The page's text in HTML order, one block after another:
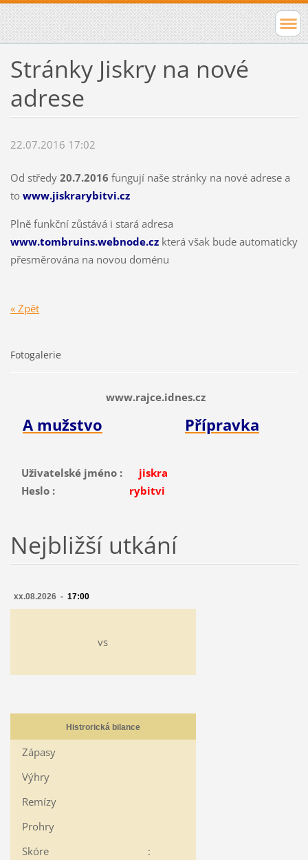
Stránky Jiskry na nové
adrese
22.07.2016 17:02
Od středy 20.7.2016 fungují naše stránky na nové adrese a
to www.jiskrarybitvi.cz
Plně funkční zůstává i stará adresa
www.tombruins.webnode.cz která však bude automaticky
přesměrována na novou doménu
« Zpět
Fotogalerie
www.rajce.idnes.cz
A mužstvo Přípravka
Uživatelské jméno : jiskra
Heslo : rybitvi
Nejbližší utkání
xx.08.2026 - 17:00
vs
Histrorická bilance
Zápasy
Výhry
Remízy
Prohry
Skóre
: